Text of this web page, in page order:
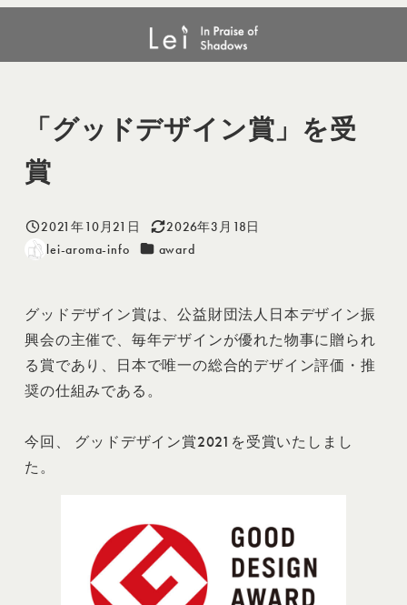
「グッドデザイン賞」を受賞
「グッドデザイン賞」を受
賞
投稿日
2021年10月21日
更新日
2026年3月18日
著
lei-aroma-info カテゴリー
award
グッドデザイン賞は、公益財団法人日本デザイン振
興会の主催で、毎年デザインが優れた物事に贈られ
る賞であり、日本で唯一の総合的デザイン評価・推
奨の仕組みである。
今回、 グッドデザイン賞2021を受賞いたしまし
た。